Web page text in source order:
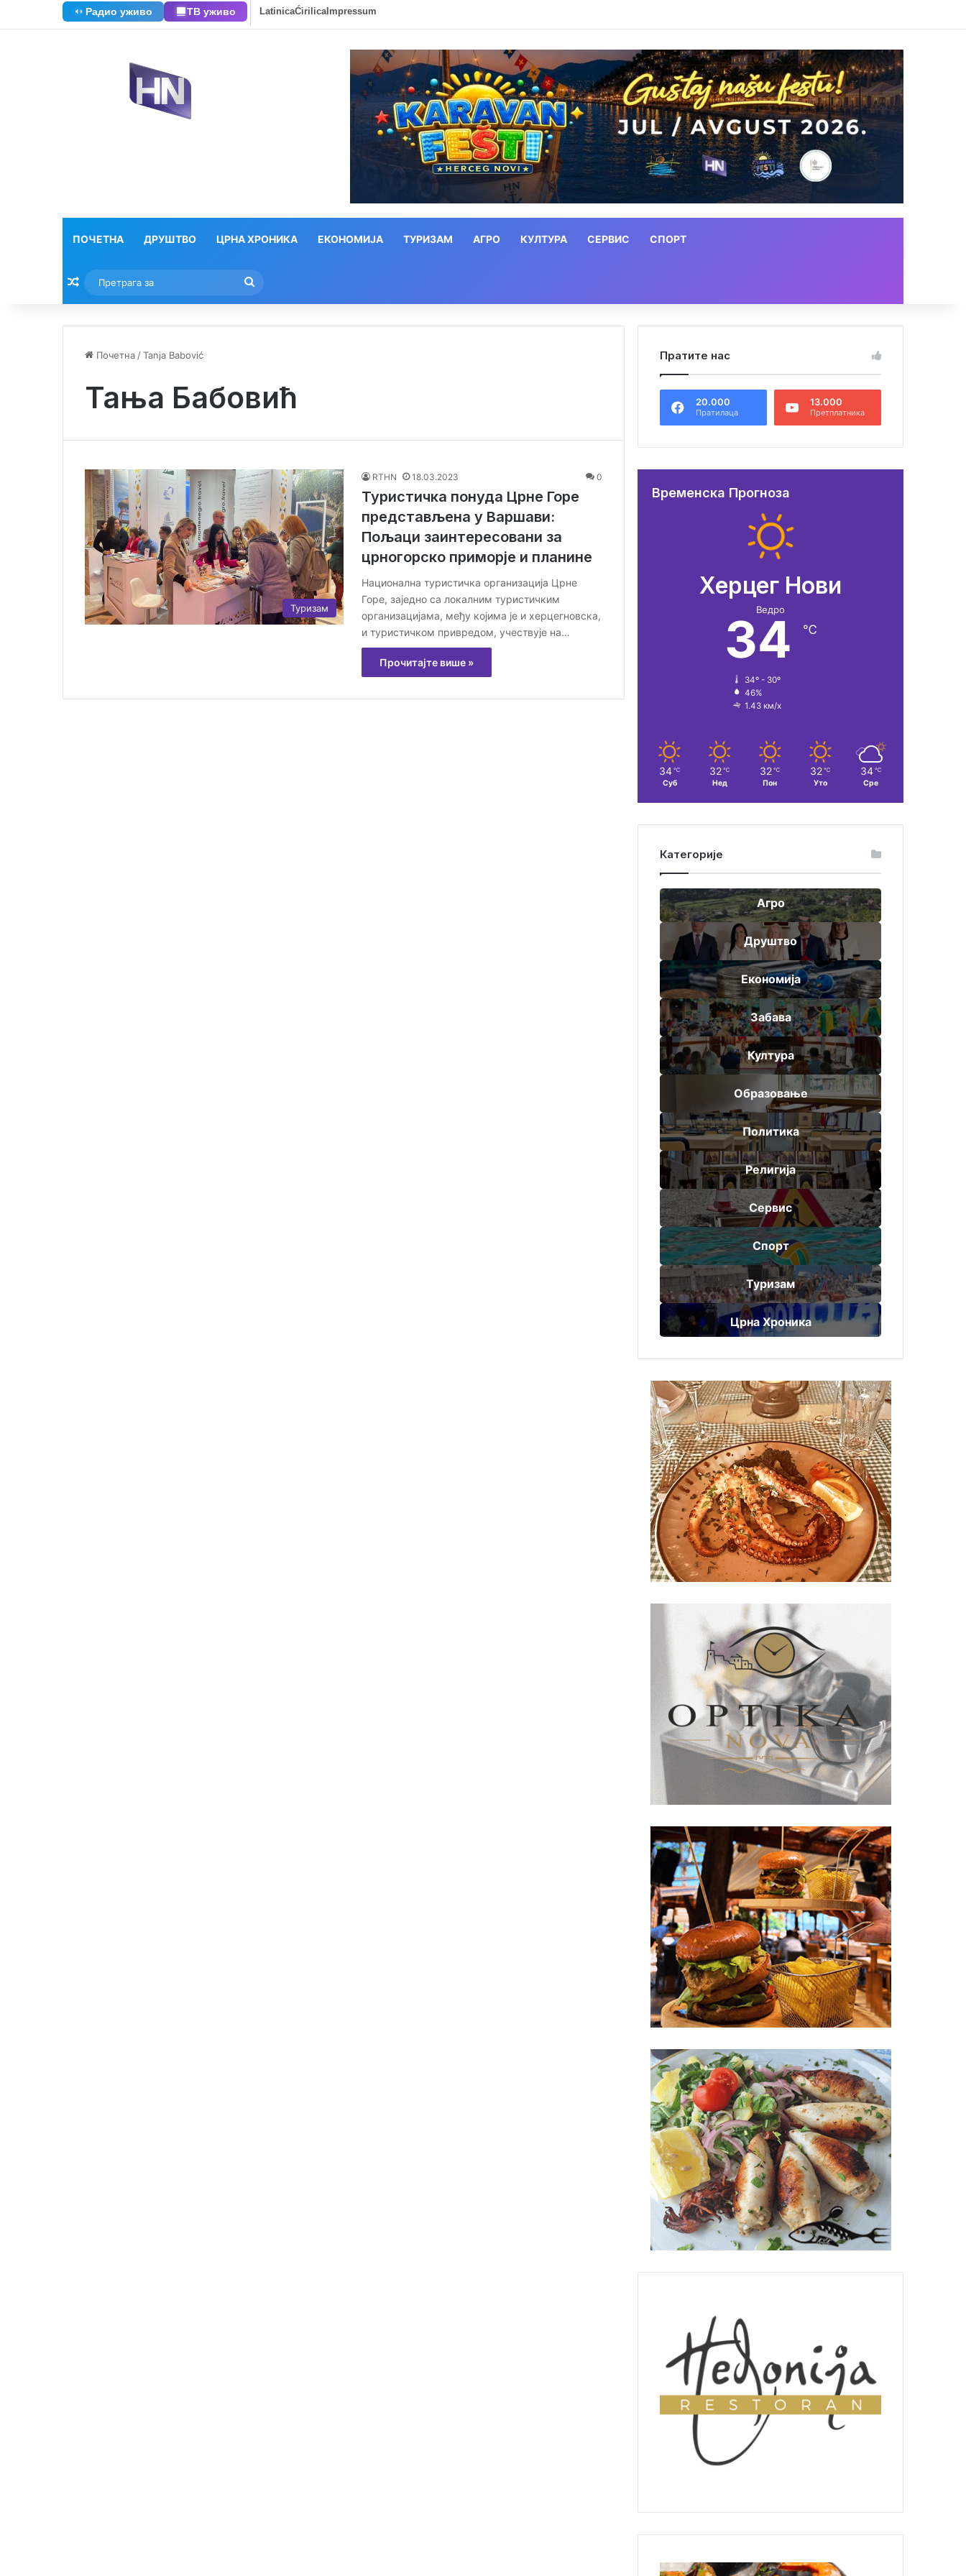
Радио уживо ТВ уживо LatinicaĆirilicaImpressum
ПОЧЕТНА ДРУШТВО ЦРНА ХРОНИКА ЕКОНОМИЈА ТУРИЗАМ АГРО КУЛТУРА СЕРВИС СПОРТ
Насумични текстови
за
Почетна /Tanja Babović
Тања Бабовић
Туризам
RTHN 18.03.2023 0
Туристичка понуда Црне Горе
представљена у Варшави:
Пољаци заинтересовани за
црногорско приморје и планине
Национална туристичка организација Црне
Горе, заједно са локалним туристичким
организацијама, међу којима је и херцегновска,
и туристичком привредом, учествује на…
Прочитајте више »
Пратите нас
20.000
Пратилаца
13.000
Претплатника
Временска Прогноза
Херцег Нови
Ведро
34 ℃
34º - 30º
46%
1.43 км/х
34 ℃
Суб
32 ℃
Нед
32 ℃
Пон
32 ℃
Уто
34 ℃
Сре
Категорије
Агро
Друштво
Економија
Забава
Култура
Образовање
Политика
Религија
Сервис
Спорт
Туризам
Црна Хроника